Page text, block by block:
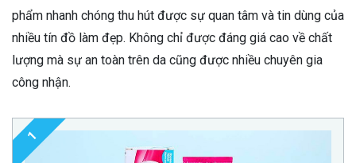
phẩm nhanh chóng thu hút được sự quan tâm và tin dùng của
nhiều tín đồ làm đẹp. Không chỉ được đáng giá cao về chất
lượng mà sự an toàn trên da cũng được nhiều chuyên gia
công nhận.
1